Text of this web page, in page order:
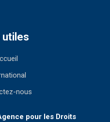
utiles
nous
pour les Droits